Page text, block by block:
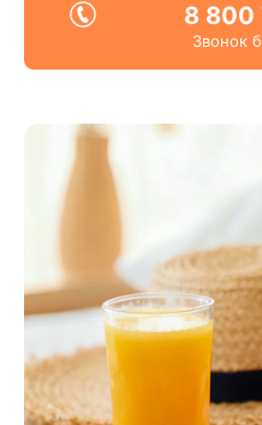
8 800
Звонок